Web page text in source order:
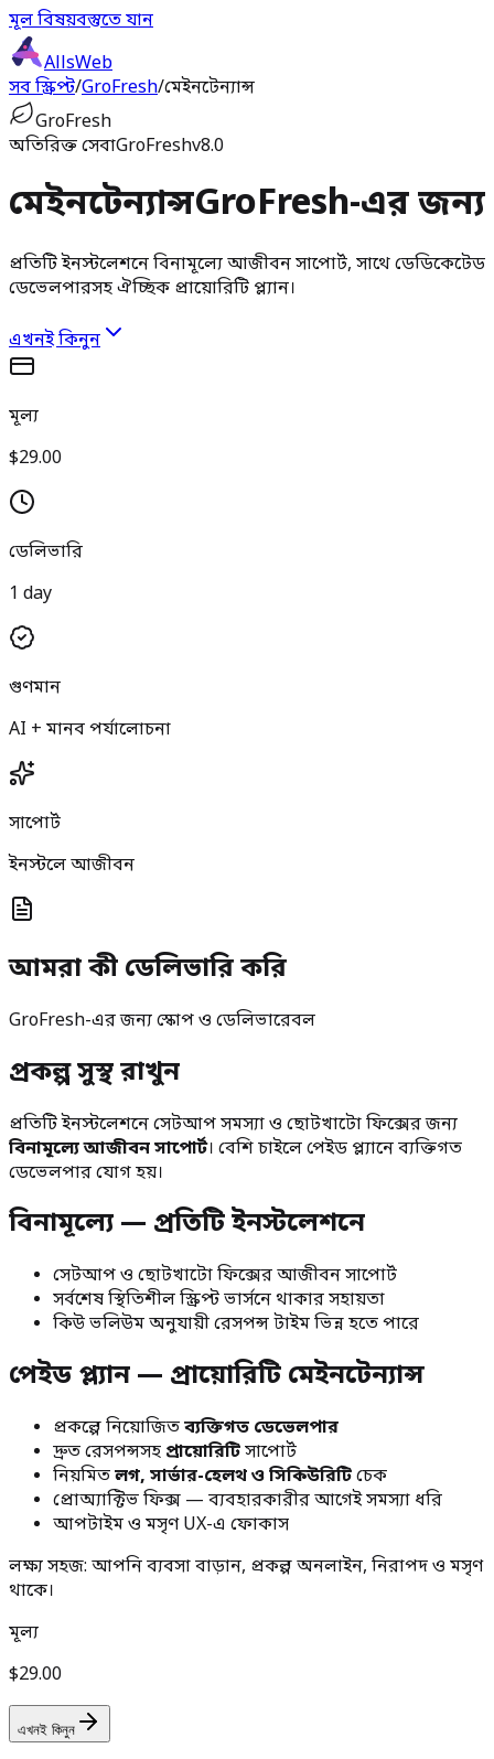
মূল বিষয়বস্তুতে যান
AllsWeb
সব স্ক্রিপ্ট/GroFresh/মেইনটেন্যান্স
GroFresh
অতিরিক্ত সেবাGroFreshv8.0
মেইনটেন্যান্সGroFresh-এর জন্য
প্রতিটি ইনস্টলেশনে বিনামূল্যে আজীবন সাপোর্ট, সাথে ডেডিকেটেড
ডেভেলপারসহ ঐচ্ছিক প্রায়োরিটি প্ল্যান।
এখনই কিনুন
মূল্য
$29.00
ডেলিভারি
1 day
গুণমান
AI + মানব পর্যালোচনা
সাপোর্ট
ইনস্টলে আজীবন
আমরা কী ডেলিভারি করি
GroFresh-এর জন্য স্কোপ ও ডেলিভারেবল
প্রকল্প সুস্থ রাখুন
প্রতিটি ইনস্টলেশনে সেটআপ সমস্যা ও ছোটখাটো ফিক্সের জন্য
বিনামূল্যে আজীবন সাপোর্ট। বেশি চাইলে পেইড প্ল্যানে ব্যক্তিগত
ডেভেলপার যোগ হয়।
বিনামূল্যে — প্রতিটি ইনস্টলেশনে
সেটআপ ও ছোটখাটো ফিক্সের আজীবন সাপোর্ট
সর্বশেষ স্থিতিশীল স্ক্রিপ্ট ভার্সনে থাকার সহায়তা
কিউ ভলিউম অনুযায়ী রেসপন্স টাইম ভিন্ন হতে পারে
পেইড প্ল্যান — প্রায়োরিটি মেইনটেন্যান্স
প্রকল্পে নিয়োজিতব্যক্তিগত ডেভেলপার
দ্রুত রেসপন্সসহ প্রায়োরিটিসাপোর্ট
নিয়মিতলগ, সার্ভার-হেলথ ও সিকিউরিটিচেক
প্রোঅ্যাক্টিভ ফিক্স — ব্যবহারকারীর আগেই সমস্যা ধরি
আপটাইম ও মসৃণ UX-এ ফোকাস
লক্ষ্য সহজ: আপনি ব্যবসা বাড়ান, প্রকল্প অনলাইন, নিরাপদ ও মসৃণ
থাকে।
মূল্য
$29.00
এখনই কিনুন